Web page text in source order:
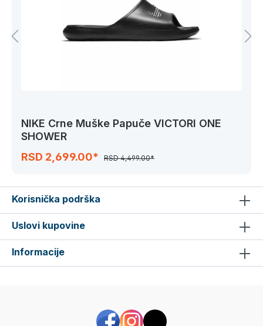
NIKE Crne Muške Papuče VICTORI ONE
SHOWER
RSD 2,699.00*
RSD 4,499.00*
Korisnička podrška
Uslovi kupovine
Informacije